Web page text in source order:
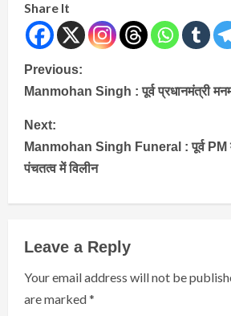
Share It
Continue
Previous:
Manmohan Singh : पूर्व प्रधानमंत्री
Next:
Manmohan Singh Funeral : पूर्व PM
पंचतत्व में विलीन
Leave a Reply
Your email address will not be
are marked*